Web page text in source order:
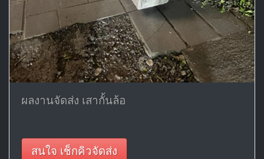
ผลงานจัดส่ง เสากั้นล้อ
สนใจ เช็กคิวจัดส่ง